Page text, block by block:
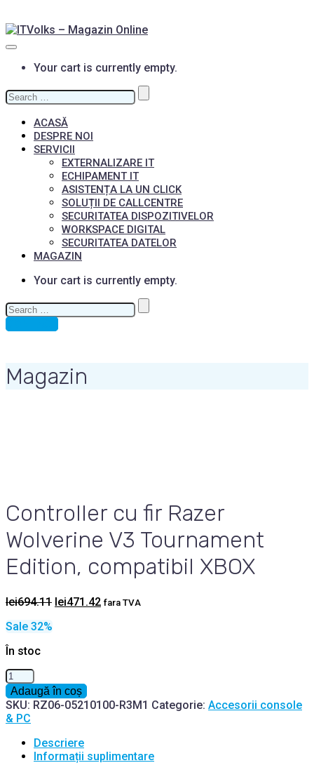
Your cart is currently empty.
Search
for:
ACASĂ
DESPRE NOI
SERVICII
EXTERNALIZARE IT
ECHIPAMENT IT
ASISTENȚA LA UN CLICK
SOLUȚII DE CALLCENTRE
SECURITATEA DISPOZITIVELOR
WORKSPACE DIGITAL
SECURITATEA DATELOR
MAGAZIN
Your cart is currently empty.
Search
for:
Magazin
Controller cu fir Razer
Wolverine V3 Tournament
Edition, compatibil XBOX
lei694.11 Prețul
lei471.42 Prețul
fara TVA
Sale 32%
În stoc
Cantitate
Controller
cu
fir
Razer
Wolverine
Adaugă în coș
SKU: RZ06-05210100-R3M1 Categorie: Accesorii console
& PC
Descriere
Informații suplimentare